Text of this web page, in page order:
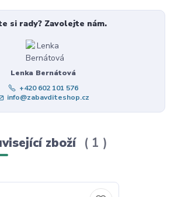
si rady? Zavolejte nám.
Lenka Bernátová
+420 602 101 576
info@zabavditeshop.cz
zboží 1